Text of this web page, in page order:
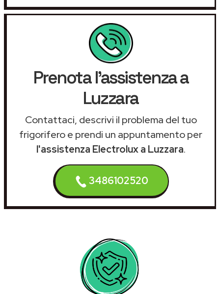
Prenota l'assistenza a
Luzzara
Contattaci, descrivi il problema del tuo
frigorifero e prendi un appuntamento per
l'assistenza Electrolux a Luzzara.
3486102520